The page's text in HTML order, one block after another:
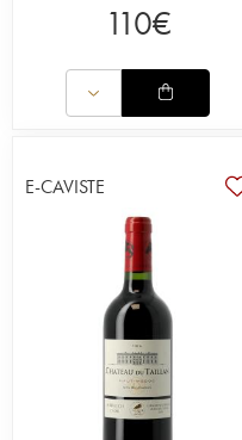
110€
E-CAVISTE